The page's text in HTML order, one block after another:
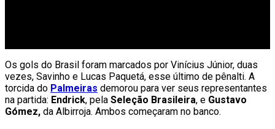
Os gols do Brasil foram marcados por Vinícius Júnior, duas
vezes, Savinho e Lucas Paquetá, esse último de pênalti. A
torcida do Palmeiras demorou para ver seus representantes
na partida: Endrick, pela Seleção Brasileira, e Gustavo
Gómez, da Albirroja. Ambos começaram no banco.